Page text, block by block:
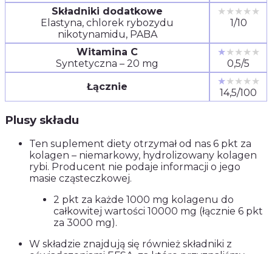
Składniki dodatkowe
Elastyna, chlorek rybozydu
nikotynamidu, PABA
★★★★★
1/10
Witamina C
Syntetyczna – 20 mg
★★★★★
0,5/5
Łącznie
★★★★★
14,5/100
Plusy składu
Ten suplement diety otrzymał od nas 6 pkt za
kolagen – niemarkowy, hydrolizowany kolagen
rybi. Producent nie podaje informacji o jego
masie cząsteczkowej.
2 pkt za każde 1000 mg kolagenu do
całkowitej wartości 10000 mg (łącznie 6 pkt
za 3000 mg).
W składzie znajdują się również składniki z